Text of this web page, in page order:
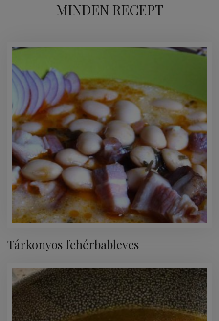
MINDEN RECEPT
Tárkonyos fehérbableves